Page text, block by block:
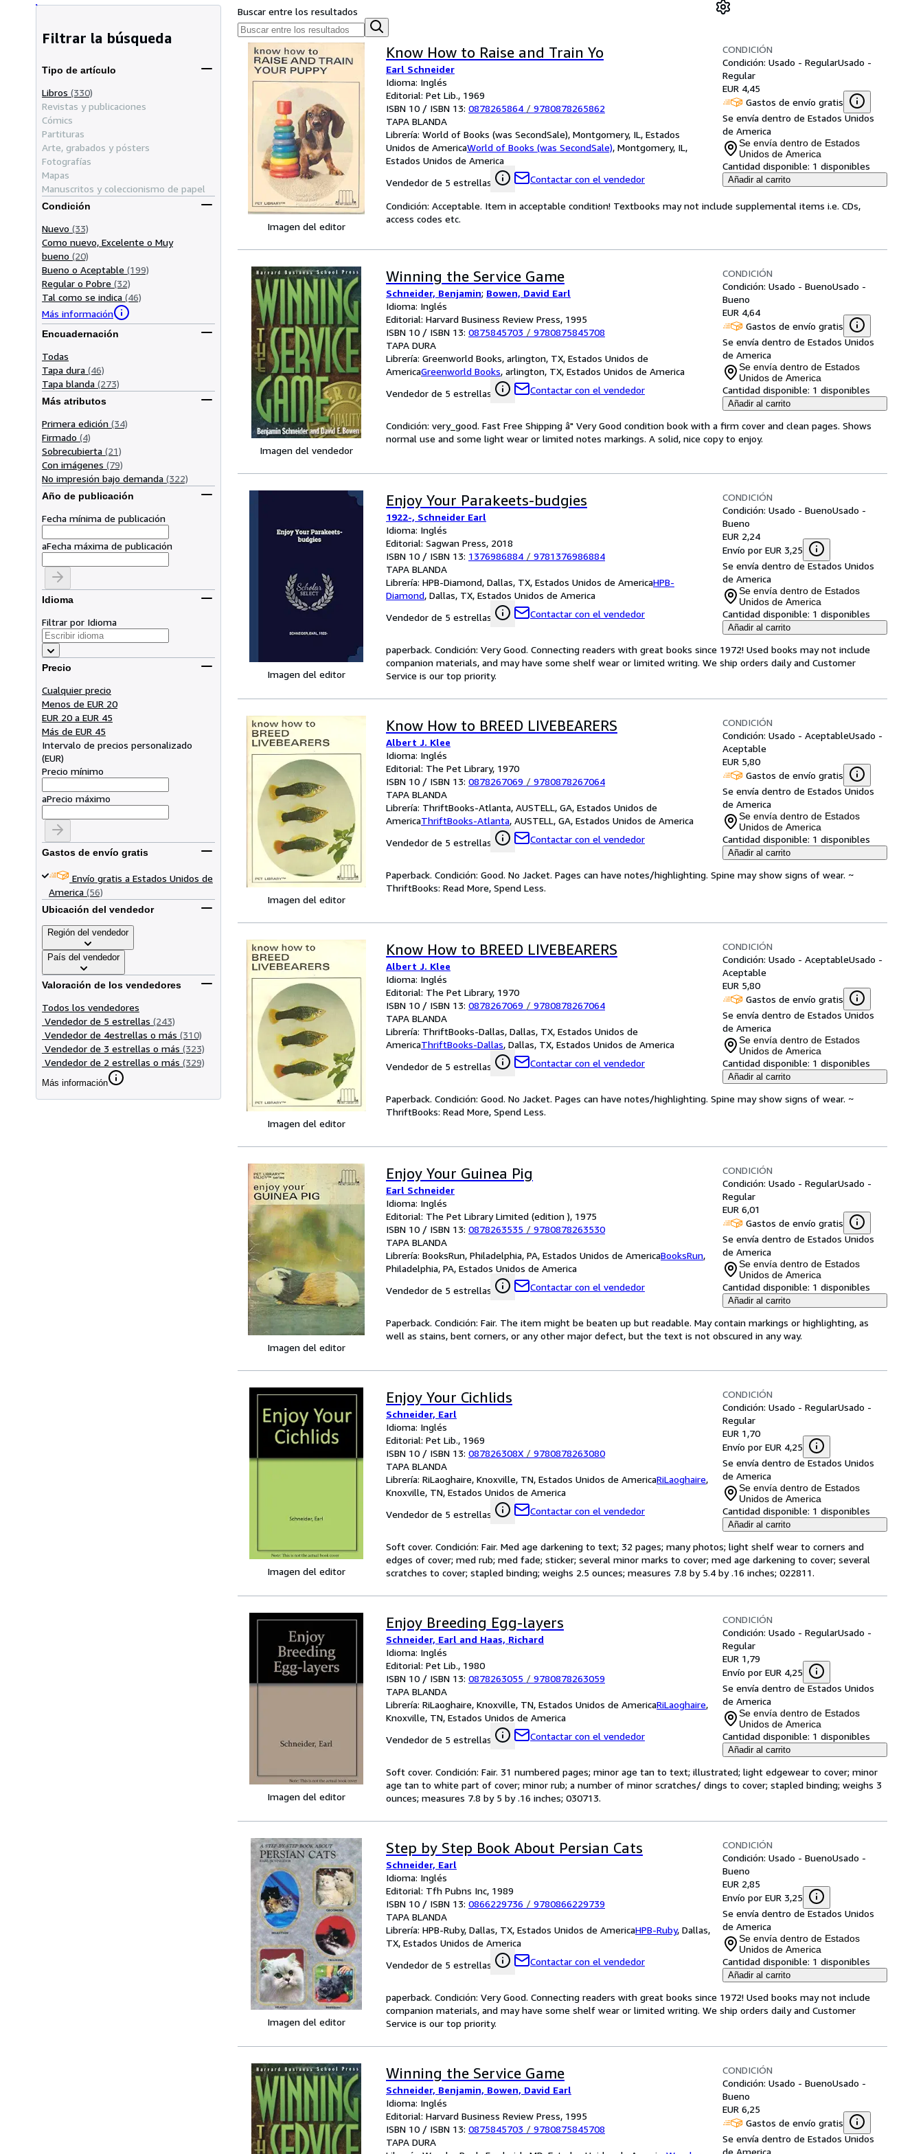
Filtrar la búsqueda
Tipo de artículo
Libros (330)
Revistas y publicaciones
Cómics
Partituras
Arte, grabados y pósters
Fotografías
Mapas
Manuscritos y coleccionismo de papel
Condición
Nuevo (33)
Como nuevo, Excelente o Muy
bueno (20)
Bueno o Aceptable (199)
Regular o Pobre (32)
Tal como se indica (46)
Más información
Encuadernación
Todas
Tapa dura (46)
Tapa blanda (273)
Más atributos
Primera edición (34)
Firmado (4)
Sobrecubierta (21)
Con imágenes (79)
No impresión bajo demanda (322)
Año de publicación
Fecha mínima de publicación
aFecha máxima de publicación
Idioma
Filtrar por Idioma
Precio
Cualquier precio
Menos de EUR 20
EUR 20 a EUR 45
Más de EUR 45
Intervalo de precios personalizado
(EUR)
Precio mínimo
aPrecio máximo
Gastos de envío gratis
Envío gratis a Estados Unidos de
America (56)
Ubicación del vendedor
Región del vendedor
País del vendedor
Valoración de los vendedores
Todos los vendedores
Vendedor de 5 estrellas (243)
Vendedor de 4estrellas o más (310)
Vendedor de 3 estrellas o más (323)
Vendedor de 2 estrellas o más (329)
Más información
Buscar entre los resultados
Imagen del editor
Know How to Raise and Train Yo
Earl Schneider
Idioma: Inglés
Editorial: Pet Lib., 1969
ISBN 10 / ISBN 13: 0878265864 / 9780878265862
TAPA BLANDA
Librería: World of Books (was SecondSale), Montgomery, IL, Estados
Unidos de AmericaWorld of Books (was SecondSale), Montgomery, IL,
Estados Unidos de America
Vendedor de 5 estrellas
Contactar con el vendedor
CONDICIÓN
Condición: Usado - RegularUsado -
Regular
EUR 4,45
Gastos de envío gratis
Se envía dentro de Estados Unidos
de America
Se envía dentro de Estados
Unidos de America
Cantidad disponible: 1 disponibles
Añadir al carrito
Condición: Acceptable. Item in acceptable condition! Textbooks may not include supplemental items i.e. CDs,
access codes etc.
Imagen del vendedor
Winning the Service Game
Schneider, Benjamin; Bowen, David Earl
Idioma: Inglés
Editorial: Harvard Business Review Press, 1995
ISBN 10 / ISBN 13: 0875845703 / 9780875845708
TAPA DURA
Librería: Greenworld Books, arlington, TX, Estados Unidos de
AmericaGreenworld Books, arlington, TX, Estados Unidos de America
Vendedor de 5 estrellas
Contactar con el vendedor
CONDICIÓN
Condición: Usado - BuenoUsado -
Bueno
EUR 4,64
Gastos de envío gratis
Se envía dentro de Estados Unidos
de America
Se envía dentro de Estados
Unidos de America
Cantidad disponible: 1 disponibles
Añadir al carrito
Condición: very_good. Fast Free Shipping â" Very Good condition book with a firm cover and clean pages. Shows
normal use and some light wear or limited notes markings. A solid, nice copy to enjoy.
Imagen del editor
Enjoy Your Parakeets-budgies
1922-, Schneider Earl
Idioma: Inglés
Editorial: Sagwan Press, 2018
ISBN 10 / ISBN 13: 1376986884 / 9781376986884
TAPA BLANDA
Librería: HPB-Diamond, Dallas, TX, Estados Unidos de AmericaHPB-
Diamond, Dallas, TX, Estados Unidos de America
Vendedor de 5 estrellas
Contactar con el vendedor
CONDICIÓN
Condición: Usado - BuenoUsado -
Bueno
EUR 2,24
Envío por EUR 3,25
Se envía dentro de Estados Unidos
de America
Se envía dentro de Estados
Unidos de America
Cantidad disponible: 1 disponibles
Añadir al carrito
paperback. Condición: Very Good. Connecting readers with great books since 1972! Used books may not include
companion materials, and may have some shelf wear or limited writing. We ship orders daily and Customer
Service is our top priority.
Imagen del editor
Know How to BREED LIVEBEARERS
Albert J. Klee
Idioma: Inglés
Editorial: The Pet Library, 1970
ISBN 10 / ISBN 13: 0878267069 / 9780878267064
TAPA BLANDA
Librería: ThriftBooks-Atlanta, AUSTELL, GA, Estados Unidos de
AmericaThriftBooks-Atlanta, AUSTELL, GA, Estados Unidos de America
Vendedor de 5 estrellas
Contactar con el vendedor
CONDICIÓN
Condición: Usado - AceptableUsado -
Aceptable
EUR 5,80
Gastos de envío gratis
Se envía dentro de Estados Unidos
de America
Se envía dentro de Estados
Unidos de America
Cantidad disponible: 1 disponibles
Añadir al carrito
Paperback. Condición: Good. No Jacket. Pages can have notes/highlighting. Spine may show signs of wear. ~
ThriftBooks: Read More, Spend Less.
Imagen del editor
Know How to BREED LIVEBEARERS
Albert J. Klee
Idioma: Inglés
Editorial: The Pet Library, 1970
ISBN 10 / ISBN 13: 0878267069 / 9780878267064
TAPA BLANDA
Librería: ThriftBooks-Dallas, Dallas, TX, Estados Unidos de
AmericaThriftBooks-Dallas, Dallas, TX, Estados Unidos de America
Vendedor de 5 estrellas
Contactar con el vendedor
CONDICIÓN
Condición: Usado - AceptableUsado -
Aceptable
EUR 5,80
Gastos de envío gratis
Se envía dentro de Estados Unidos
de America
Se envía dentro de Estados
Unidos de America
Cantidad disponible: 1 disponibles
Añadir al carrito
Paperback. Condición: Good. No Jacket. Pages can have notes/highlighting. Spine may show signs of wear. ~
ThriftBooks: Read More, Spend Less.
Imagen del editor
Enjoy Your Guinea Pig
Earl Schneider
Idioma: Inglés
Editorial: The Pet Library Limited (edition ), 1975
ISBN 10 / ISBN 13: 0878263535 / 9780878263530
TAPA BLANDA
Librería: BooksRun, Philadelphia, PA, Estados Unidos de AmericaBooksRun,
Philadelphia, PA, Estados Unidos de America
Vendedor de 5 estrellas
Contactar con el vendedor
CONDICIÓN
Condición: Usado - RegularUsado -
Regular
EUR 6,01
Gastos de envío gratis
Se envía dentro de Estados Unidos
de America
Se envía dentro de Estados
Unidos de America
Cantidad disponible: 1 disponibles
Añadir al carrito
Paperback. Condición: Fair. The item might be beaten up but readable. May contain markings or highlighting, as
well as stains, bent corners, or any other major defect, but the text is not obscured in any way.
Imagen del editor
Enjoy Your Cichlids
Schneider, Earl
Idioma: Inglés
Editorial: Pet Lib., 1969
ISBN 10 / ISBN 13: 087826308X / 9780878263080
TAPA BLANDA
Librería: RiLaoghaire, Knoxville, TN, Estados Unidos de AmericaRiLaoghaire,
Knoxville, TN, Estados Unidos de America
Vendedor de 5 estrellas
Contactar con el vendedor
CONDICIÓN
Condición: Usado - RegularUsado -
Regular
EUR 1,70
Envío por EUR 4,25
Se envía dentro de Estados Unidos
de America
Se envía dentro de Estados
Unidos de America
Cantidad disponible: 1 disponibles
Añadir al carrito
Soft cover. Condición: Fair. Med age darkening to text; 32 pages; many photos; light shelf wear to corners and
edges of cover; med rub; med fade; sticker; several minor marks to cover; med age darkening to cover; several
scratches to cover; stapled binding; weighs 2.5 ounces; measures 7.8 by 5.4 by .16 inches; 022811.
Imagen del editor
Enjoy Breeding Egg-layers
Schneider, Earl and Haas, Richard
Idioma: Inglés
Editorial: Pet Lib., 1980
ISBN 10 / ISBN 13: 0878263055 / 9780878263059
TAPA BLANDA
Librería: RiLaoghaire, Knoxville, TN, Estados Unidos de AmericaRiLaoghaire,
Knoxville, TN, Estados Unidos de America
Vendedor de 5 estrellas
Contactar con el vendedor
CONDICIÓN
Condición: Usado - RegularUsado -
Regular
EUR 1,79
Envío por EUR 4,25
Se envía dentro de Estados Unidos
de America
Se envía dentro de Estados
Unidos de America
Cantidad disponible: 1 disponibles
Añadir al carrito
Soft cover. Condición: Fair. 31 numbered pages; minor age tan to text; illustrated; light edgewear to cover; minor
age tan to white part of cover; minor rub; a number of minor scratches/ dings to cover; stapled binding; weighs 3
ounces; measures 7.8 by 5 by .16 inches; 030713.
Imagen del editor
Step by Step Book About Persian Cats
Schneider, Earl
Idioma: Inglés
Editorial: Tfh Pubns Inc, 1989
ISBN 10 / ISBN 13: 0866229736 / 9780866229739
TAPA BLANDA
Librería: HPB-Ruby, Dallas, TX, Estados Unidos de AmericaHPB-Ruby, Dallas,
TX, Estados Unidos de America
Vendedor de 5 estrellas
Contactar con el vendedor
CONDICIÓN
Condición: Usado - BuenoUsado -
Bueno
EUR 2,85
Envío por EUR 3,25
Se envía dentro de Estados Unidos
de America
Se envía dentro de Estados
Unidos de America
Cantidad disponible: 1 disponibles
Añadir al carrito
paperback. Condición: Very Good. Connecting readers with great books since 1972! Used books may not include
companion materials, and may have some shelf wear or limited writing. We ship orders daily and Customer
Service is our top priority.
Winning the Service Game
Schneider, Benjamin, Bowen, David Earl
Idioma: Inglés
Editorial: Harvard Business Review Press, 1995
ISBN 10 / ISBN 13: 0875845703 / 9780875845708
TAPA DURA
CONDICIÓN
Condición: Usado - BuenoUsado -
Bueno
EUR 6,25
Gastos de envío gratis
Se envía dentro de Estados Unidos
de America